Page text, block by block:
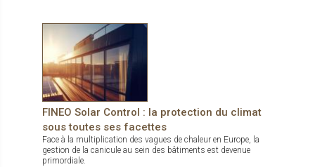
FINEO Solar Control : la protection du climat
sous toutes ses facettes
Face à la multiplication des vagues de chaleur en Europe, la
gestion de la canicule au sein des bâtiments est devenue
primordiale.